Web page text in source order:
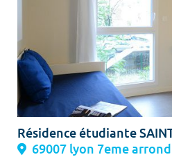
Votre date d'entrée
Résidence étudiante
69007 lyon 7eme